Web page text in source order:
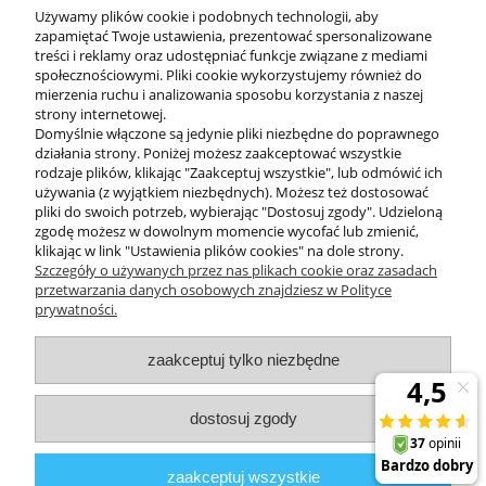
KONTAKT
DODATKOWE
MOJE KONTO
INFORMACJE
// ul. Przemysłowa 11a, 75-216 Koszalin // NIP669-050-03-43
Używamy plików cookie i podobnych technologii, aby
zapamiętać Twoje ustawienia, prezentować spersonalizowane
treści i reklamy oraz udostępniać funkcje związane z mediami
społecznościowymi. Pliki cookie wykorzystujemy również do
mierzenia ruchu i analizowania sposobu korzystania z naszej
strony internetowej.
Domyślnie włączone są jedynie pliki niezbędne do poprawnego
działania strony. Poniżej możesz zaakceptować wszystkie
rodzaje plików, klikając "Zaakceptuj wszystkie", lub odmówić ich
używania (z wyjątkiem niezbędnych). Możesz też dostosować
pliki do swoich potrzeb, wybierając "Dostosuj zgody". Udzieloną
zgodę możesz w dowolnym momencie wycofać lub zmienić,
klikając w link "Ustawienia plików cookies" na dole strony.
Szczegóły o używanych przez nas plikach cookie oraz zasadach
przetwarzania danych osobowych znajdziesz w Polityce
prywatności.
zaakceptuj tylko niezbędne
dostosuj zgody
zaakceptuj wszystkie